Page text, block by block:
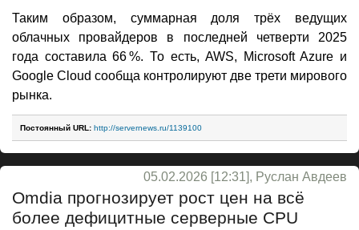
Таким образом, суммарная доля трёх ведущих
облачных провайдеров в последней четверти 2025
года составила 66 %. То есть, AWS, Microsoft Azure и
Google Cloud сообща контролируют две трети мирового
рынка.
Постоянный URL: http://servernews.ru/1139100
05.02.2026 [12:31], Руслан Авдеев
Omdia прогнозирует рост цен на всё
более дефицитные серверные CPU